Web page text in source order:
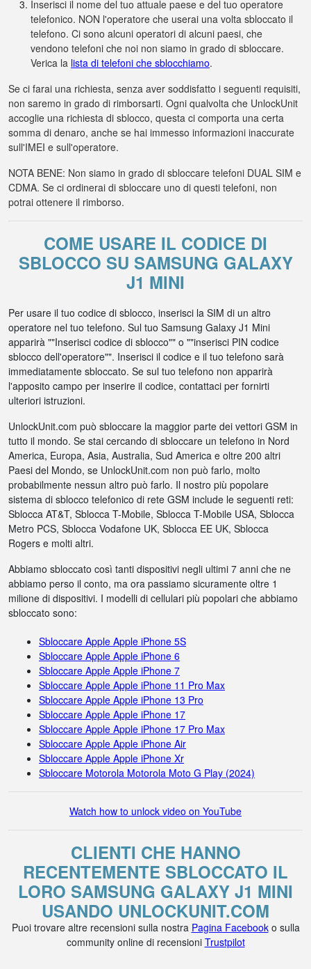
Inserisci il nome del tuo attuale paese e del tuo operatore
telefonico. NON l'operatore che userai una volta sbloccato il
telefono. Ci sono alcuni operatori di alcuni paesi, che
vendono telefoni che noi non siamo in grado di sbloccare.
Verica la lista di telefoni che sblocchiamo.
Se ci farai una richiesta, senza aver soddisfatto i seguenti requisiti,
non saremo in grado di rimborsarti. Ogni qualvolta che UnlockUnit
accoglie una richiesta di sblocco, questa ci comporta una certa
somma di denaro, anche se hai immesso informazioni inaccurate
sull'IMEI e sull'operatore.
NOTA BENE: Non siamo in grado di sbloccare telefoni DUAL SIM e
CDMA. Se ci ordinerai di sbloccare uno di questi telefoni, non
potrai ottenere il rimborso.
COME USARE IL CODICE DI
SBLOCCO SU SAMSUNG GALAXY
J1 MINI
Per usare il tuo codice di sblocco, inserisci la SIM di un altro
operatore nel tuo telefono. Sul tuo Samsung Galaxy J1 Mini
apparirà ""Inserisci codice di sblocco"" o ""inserisci PIN codice
sblocco dell'operatore"". Inserisci il codice e il tuo telefono sarà
immediatamente sbloccato. Se sul tuo telefono non apparirà
l'apposito campo per inserire il codice, contattaci per fornirti
ulteriori istruzioni.
UnlockUnit.com può sbloccare la maggior parte dei vettori GSM in
tutto il mondo. Se stai cercando di sbloccare un telefono in Nord
America, Europa, Asia, Australia, Sud America e oltre 200 altri
Paesi del Mondo, se UnlockUnit.com non può farlo, molto
probabilmente nessun altro può farlo. Il nostro più popolare
sistema di sblocco telefonico di rete GSM include le seguenti reti:
Sblocca AT&T, Sblocca T-Mobile, Sblocca T-Mobile USA, Sblocca
Metro PCS, Sblocca Vodafone UK, Sblocca EE UK, Sblocca
Rogers e molti altri.
Abbiamo sbloccato così tanti dispositivi negli ultimi 7 anni che ne
abbiamo perso il conto, ma ora passiamo sicuramente oltre 1
milione di dispositivi. I modelli di cellulari più popolari che abbiamo
sbloccato sono:
Sbloccare Apple Apple iPhone 5S
Sbloccare Apple Apple iPhone 6
Sbloccare Apple Apple iPhone 7
Sbloccare Apple Apple iPhone 11 Pro Max
Sbloccare Apple Apple iPhone 13 Pro
Sbloccare Apple Apple iPhone 17
Sbloccare Apple Apple iPhone 17 Pro Max
Sbloccare Apple Apple iPhone Air
Sbloccare Apple Apple iPhone Xr
Sbloccare Motorola Motorola Moto G Play (2024)
Watch how to unlock video on YouTube
CLIENTI CHE HANNO
RECENTEMENTE SBLOCCATO IL
LORO SAMSUNG GALAXY J1 MINI
USANDO UNLOCKUNIT.COM
Puoi trovare altre recensioni sulla nostra Pagina Facebooko sulla
community online di recensioni Trustpilot